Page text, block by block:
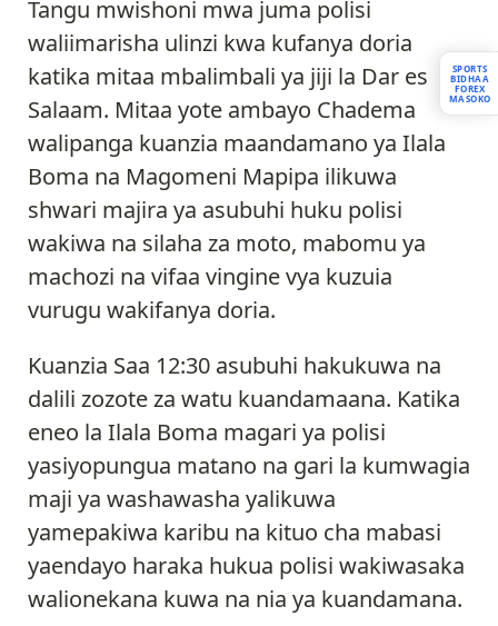
Tangu mwishoni mwa juma polisi
waliimarisha ulinzi kwa kufanya doria
katika mitaa mbalimbali ya jiji la Dar es
Salaam. Mitaa yote ambayo Chadema
walipanga kuanzia maandamano ya Ilala
Boma na Magomeni Mapipa ilikuwa
shwari majira ya asubuhi huku polisi
wakiwa na silaha za moto, mabomu ya
machozi na vifaa vingine vya kuzuia
vurugu wakifanya doria.
Kuanzia Saa 12:30 asubuhi hakukuwa na
dalili zozote za watu kuandamaana. Katika
eneo la Ilala Boma magari ya polisi
yasiyopungua matano na gari la kumwagia
maji ya washawasha yalikuwa
yamepakiwa karibu na kituo cha mabasi
yaendayo haraka hukua polisi wakiwasaka
walionekana kuwa na nia ya kuandamana.
SPORTS
BIDHAA
FOREX
MASOKO